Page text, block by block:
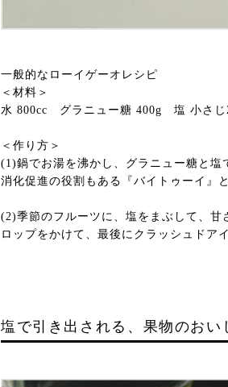
一般的なローイゲーオレシピ
＜材料＞
水 800cc グラニュー糖 400g 塩 小さ
＜作り方＞
(1)鍋でお湯を沸かし、グラニュー糖と
消化促進の役割もある『バイトゥーイ』
(2)季節のフルーツに、塩をまぶして、甘
ロップをかけて、最後にクラッシュドア
塩で引き出される、果物のおい